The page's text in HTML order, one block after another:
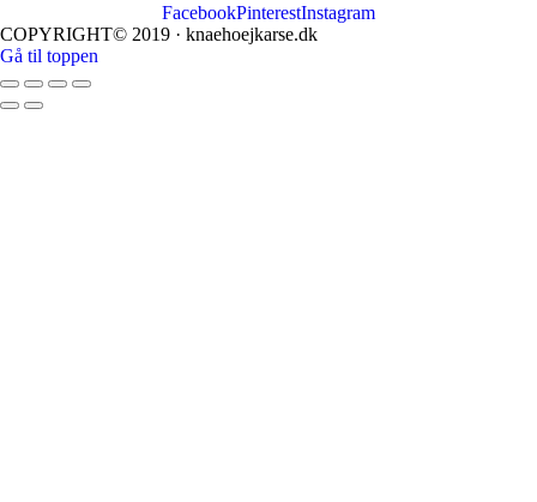
FacebookPinterestInstagram
COPYRIGHT© 2019 · knaehoejkarse.dk
Gå til toppen